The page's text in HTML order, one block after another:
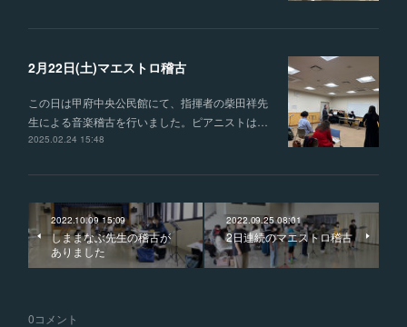
2月22日(土)マエストロ稽古
この日は甲府中央公民館にて、指揮者の柴田祥先
生による音楽稽古を行いました。ピアニストは…
2025.02.24 15:48
2022.10.09 15:09
しままなぶ先生の稽古が
ありました
2022.09.25 08:01
2日連続のマエストロ稽古
0コメント